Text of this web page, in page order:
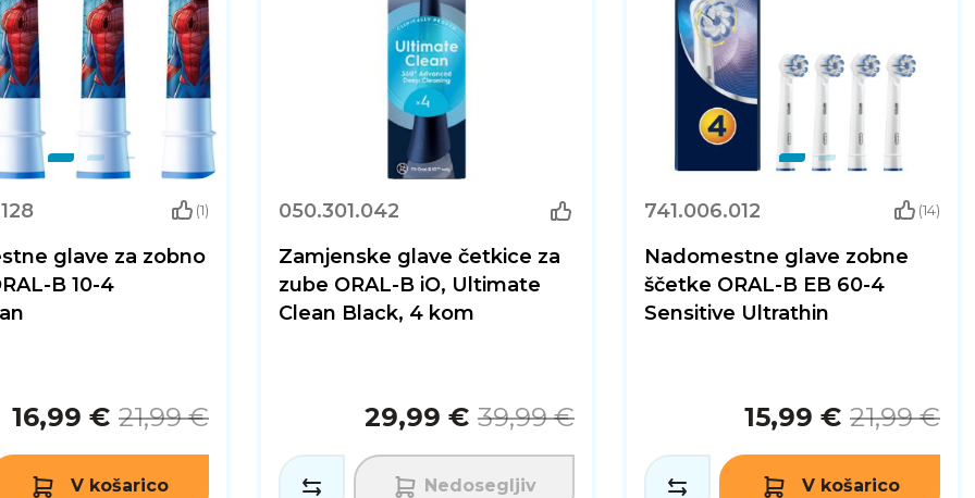
(1)
glave za zobno
B 10-4
16,99 € 21,99 €
V košarico
050.301.042
Zamjenske glave četkice za
zube ORAL-B iO, Ultimate
Clean Black, 4 kom
29,99 € 39,99 €
Nedosegljiv
741.006.012 (14)
Nadomestne glave zobne
ščetke ORAL-B EB 60-4
Sensitive Ultrathin
15,99 € 21,99 €
V košarico